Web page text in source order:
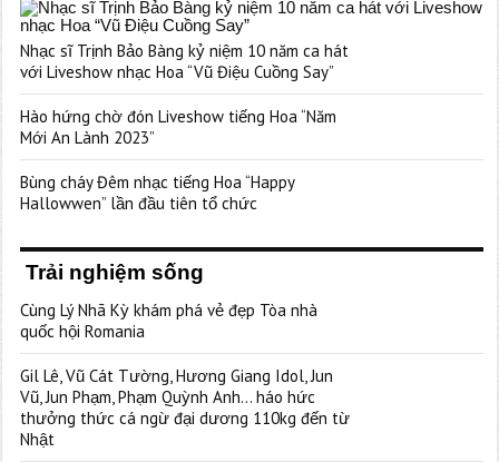
Nhạc sĩ Trịnh Bảo Bàng kỷ niệm 10 năm ca hát
với Liveshow nhạc Hoa “Vũ Điệu Cuồng Say”
Hào hứng chờ đón Liveshow tiếng Hoa “Năm
Mới An Lành 2023”
Bùng cháy Đêm nhạc tiếng Hoa “Happy
Hallowwen” lần đầu tiên tổ chức
Trải nghiệm sống
Cùng Lý Nhã Kỳ khám phá vẻ đẹp Tòa nhà
quốc hội Romania
Gil Lê, Vũ Cát Tường, Hương Giang Idol, Jun
Vũ, Jun Phạm, Phạm Quỳnh Anh… háo hức
thưởng thức cá ngừ đại dương 110kg đến từ
Nhật